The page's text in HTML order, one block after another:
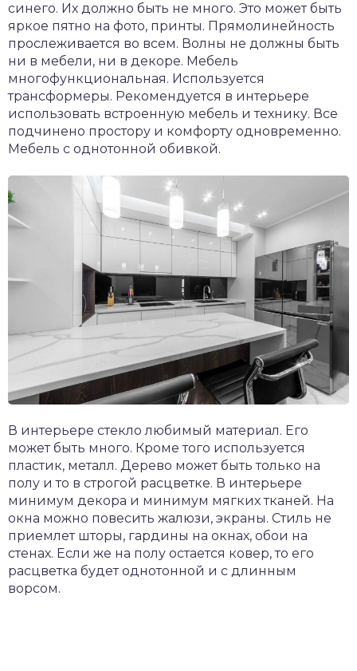
синего. Их должно быть не много. Это может быть
яркое пятно на фото, принты. Прямолинейность
прослеживается во всем. Волны не должны быть
ни в мебели, ни в декоре. Мебель
многофункциональная. Используется
трансформеры. Рекомендуется в интерьере
использовать встроенную мебель и технику. Все
подчинено простору и комфорту одновременно.
Мебель с однотонной обивкой.
В интерьере стекло любимый материал. Его
может быть много. Кроме того используется
пластик, металл. Дерево может быть только на
полу и то в строгой расцветке. В интерьере
минимум декора и минимум мягких тканей. На
окна можно повесить жалюзи, экраны. Стиль не
приемлет шторы, гардины на окнах, обои на
стенах. Если же на полу остается ковер, то его
расцветка будет однотонной и с длинным
ворсом.